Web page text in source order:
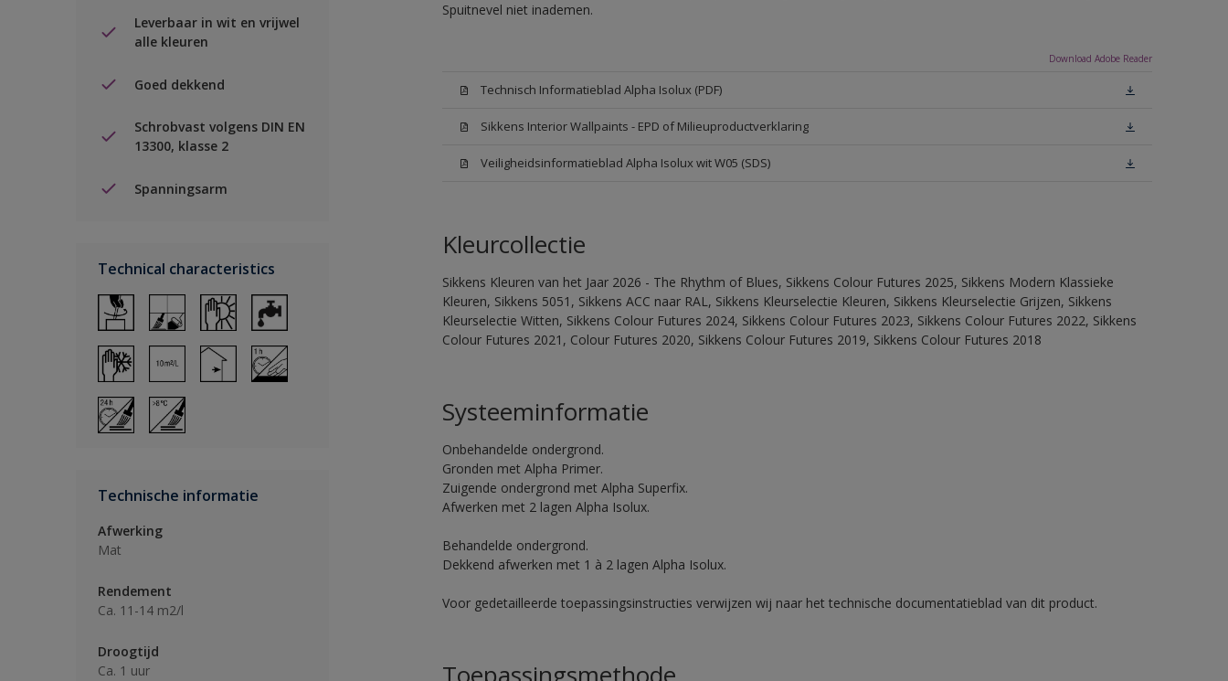
Leverbaar in wit en vrijwel
alle kleuren
Goed dekkend
Schrobvast volgens DIN EN
13300, klasse 2
Spanningsarm
Technical characteristics
Technische informatie
Afwerking
Mat
Rendement
Ca. 11-14 m2/l
Droogtijd
Ca. 1 uur
Spuitnevel niet inademen.
Download Adobe Reader
Technisch Informatieblad Alpha Isolux (PDF)
Sikkens Interior Wallpaints - EPD of Milieuproductverklaring
Veiligheidsinformatieblad Alpha Isolux wit W05 (SDS)
Kleurcollectie
Sikkens Kleuren van het Jaar 2026 - The Rhythm of Blues, Sikkens Colour Futures 2025, Sikkens Modern Klassieke
Kleuren, Sikkens 5051, Sikkens ACC naar RAL, Sikkens Kleurselectie Kleuren, Sikkens Kleurselectie Grijzen, Sikkens
Kleurselectie Witten, Sikkens Colour Futures 2024, Sikkens Colour Futures 2023, Sikkens Colour Futures 2022, Sikkens
Colour Futures 2021, Colour Futures 2020, Sikkens Colour Futures 2019, Sikkens Colour Futures 2018
Systeeminformatie
Onbehandelde ondergrond.
Gronden met Alpha Primer.
Zuigende ondergrond met Alpha Superfix.
Afwerken met 2 lagen Alpha Isolux.
Behandelde ondergrond.
Dekkend afwerken met 1 à 2 lagen Alpha Isolux.
Voor gedetailleerde toepassingsinstructies verwijzen wij naar het technische documentatieblad van dit product.